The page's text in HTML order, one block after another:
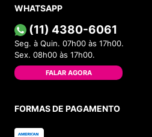
WHATSAPP
(11) 4380-6061
Seg. à Quin. 07h00 às 17h00.
Sex. 08h00 às 17h00.
FALAR AGORA
FORMAS DE PAGAMENTO